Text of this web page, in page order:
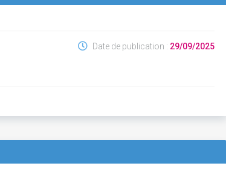
Date de publication : 29/09/2025